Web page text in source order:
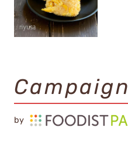
Campaign
by